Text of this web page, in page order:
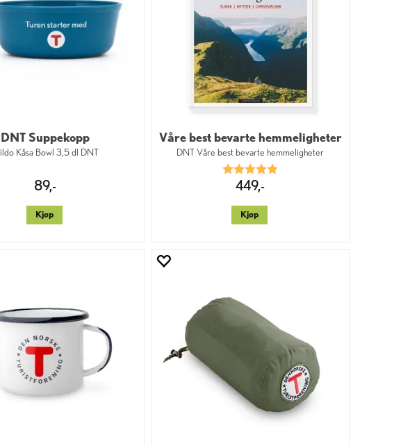
DNT Suppekopp
Kåsa Bowl 3,5 dl DNT
89,-
Kjøp
Våre best bevarte hemmeligheter
DNT Våre best bevarte hemmeligheter
Karakter:
449,-
Kjøp